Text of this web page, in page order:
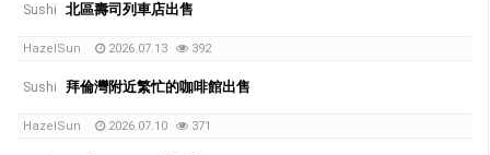
Sushi 北區壽司列車店出售
HazelSun 2026.07.13 392
Sushi 拜倫灣附近繁忙的咖啡館出售
HazelSun 2026.07.10 371